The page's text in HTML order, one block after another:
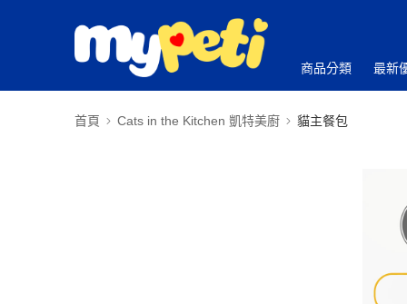
商品分類 最新
首頁 Cats in the Kitchen 凱特美廚 貓主餐包